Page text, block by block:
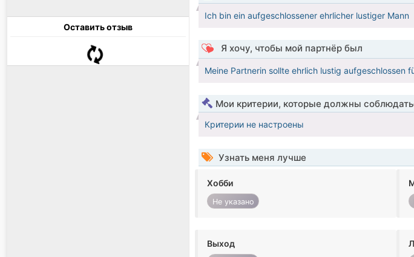
Оставить отзыв
Ich bin ein aufgeschlossener ehrlicher lustiger Mann
Я хочу, чтобы мой партнёр был
Meine Partnerin sollte ehrlich lustig aufgeschlossen
Мои критерии, которые должны
Критерии не настроены
Узнать меня лучше
Хобби
Не указано
Выход